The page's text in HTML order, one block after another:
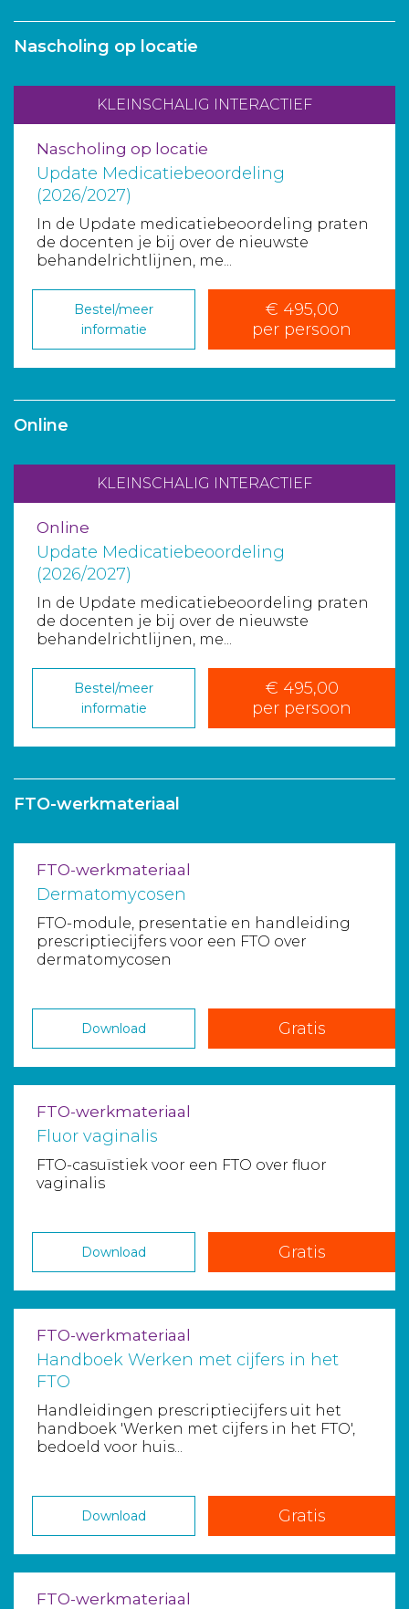
Aanmelden nieuwsbrief
Inloggen
Nascholing op locatie
KLEINSCHALIG INTERACTIEF
Nascholing op locatie
Update Medicatiebeoordeling
(2026/2027)
In de Update medicatiebeoordeling praten
de docenten je bij over de nieuwste
behandelrichtlijnen, me...
Bestel/meer
informatie
€ 495,00
per persoon
Online
KLEINSCHALIG INTERACTIEF
Online
Update Medicatiebeoordeling
(2026/2027)
In de Update medicatiebeoordeling praten
de docenten je bij over de nieuwste
behandelrichtlijnen, me...
Bestel/meer
informatie
€ 495,00
per persoon
FTO-werkmateriaal
FTO-werkmateriaal
Dermatomycosen
FTO-module, presentatie en handleiding
prescriptiecijfers voor een FTO over
dermatomycosen
Download Gratis
FTO-werkmateriaal
Fluor vaginalis
FTO-casuïstiek voor een FTO over fluor
vaginalis
Download Gratis
FTO-werkmateriaal
Handboek Werken met cijfers in het
FTO
Handleidingen prescriptiecijfers uit het
handboek 'Werken met cijfers in het FTO',
bedoeld voor huis...
Download Gratis
FTO-werkmateriaal